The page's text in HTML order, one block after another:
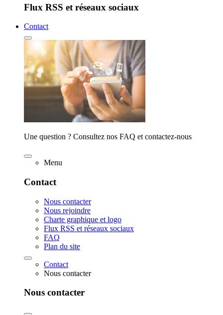
Flux RSS et réseaux sociaux
Contact
Une question ? Consultez nos FAQ et contactez-nous
Menu
Contact
Nous contacter
Nous rejoindre
Charte graphique et logo
Flux RSS et réseaux sociaux
FAQ
Plan du site
Contact
Nous contacter
Nous contacter